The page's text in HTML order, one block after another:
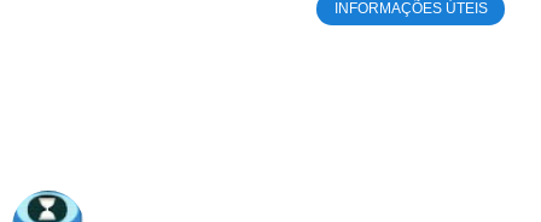
INFORMAÇÕES ÚTEIS